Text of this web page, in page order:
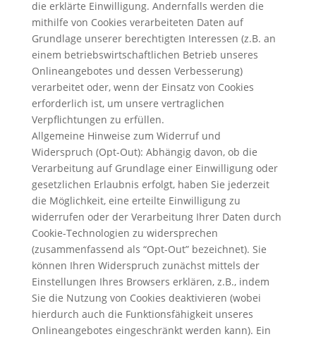
die erklärte Einwilligung. Andernfalls werden die
mithilfe von Cookies verarbeiteten Daten auf
Grundlage unserer berechtigten Interessen (z.B. an
einem betriebswirtschaftlichen Betrieb unseres
Onlineangebotes und dessen Verbesserung)
verarbeitet oder, wenn der Einsatz von Cookies
erforderlich ist, um unsere vertraglichen
Verpflichtungen zu erfüllen.
Allgemeine Hinweise zum Widerruf und
Widerspruch (Opt-Out): Abhängig davon, ob die
Verarbeitung auf Grundlage einer Einwilligung oder
gesetzlichen Erlaubnis erfolgt, haben Sie jederzeit
die Möglichkeit, eine erteilte Einwilligung zu
widerrufen oder der Verarbeitung Ihrer Daten durch
Cookie-Technologien zu widersprechen
(zusammenfassend als “Opt-Out” bezeichnet). Sie
können Ihren Widerspruch zunächst mittels der
Einstellungen Ihres Browsers erklären, z.B., indem
Sie die Nutzung von Cookies deaktivieren (wobei
hierdurch auch die Funktionsfähigkeit unseres
Onlineangebotes eingeschränkt werden kann). Ein